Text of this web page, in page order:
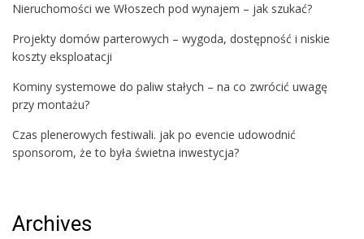
Nieruchomości we Włoszech pod wynajem – jak szukać?
Projekty domów parterowych – wygoda, dostępność i niskie
koszty eksploatacji
Kominy systemowe do paliw stałych – na co zwrócić uwagę
przy montażu?
Czas plenerowych festiwali. jak po evencie udowodnić
sponsorom, że to była świetna inwestycja?
Archives